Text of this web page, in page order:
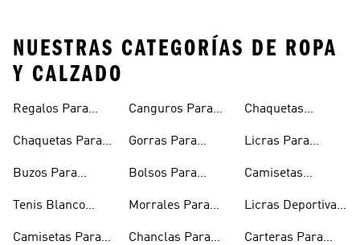
NUESTRAS CATEGORÍAS DE ROPA
Y CALZADO
Regalos Para
Chaquetas Para
Buzos Para
Tenis Blanco
Camisetas Para
Canguros Para
Gorras Para
Bolsos Para
Morrales Para
Chanclas Para
Chaquetas
Hombre
Licras Para
Camisetas
Hombre
Licras Deportivas
Carteras Para